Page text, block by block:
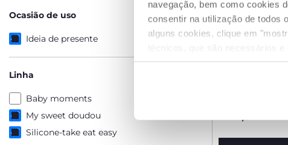
navegação, bem como cookies
consentir na utilização de todos
alguns cookies, clique em
Ocasião de uso
Ideia de presente
Linha
Baby moments
My sweet doudou
Silicone-take eat easy
Prato